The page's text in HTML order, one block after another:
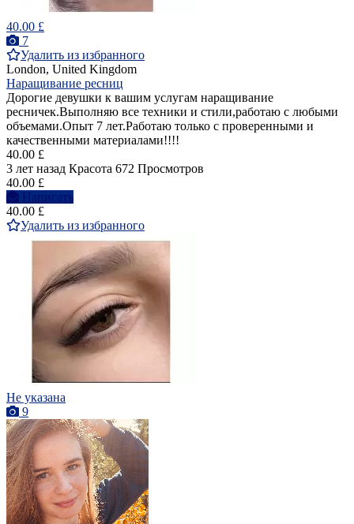
40.00 £
7
Удалить из избранного
London, United Kingdom
Наращивание ресниц
Дорогие девушки к вашим услугам наращивание
ресничек.Выполняю все техники и стили,работаю с любыми
объемами.Опыт 7 лет.Работаю только с проверенными и
качественными материалами!!!!
40.00 £
3 лет назад Красота 672 Просмотров
40.00 £
Написать
40.00 £
Удалить из избранного
Не указана
9